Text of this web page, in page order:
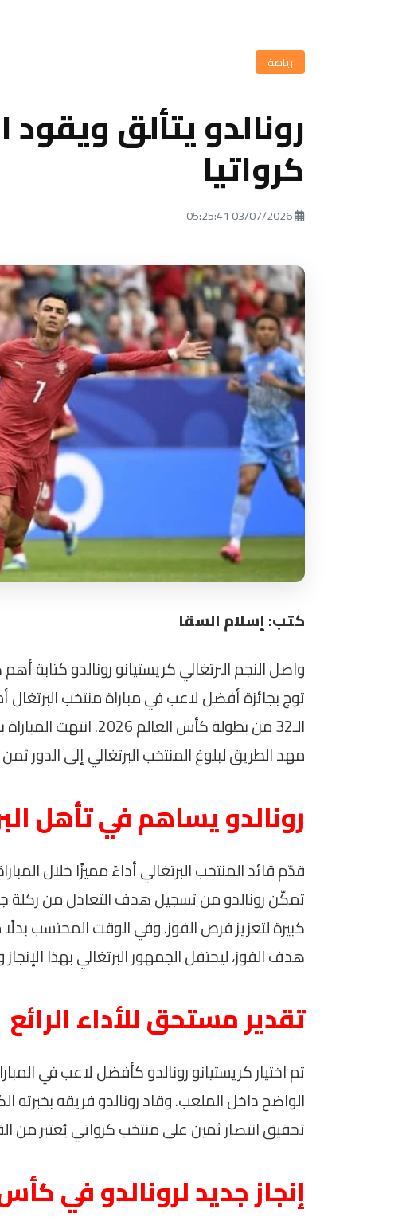
رياضة
رونالدو يتألق ويقود
كرواتيا
كتب: إسلام السقا
واصل النجم البرتغالي كريستيانو رونالدو كتابة
توج بجائزة أفضل لاعب في مباراة منتخب
الـ32 من بطولة كأس
مهد الطريق لبلوغ المنتخب البرتغالي إلى الدور
رونالدو يساهم في تأهل
قدّم قائد المنتخب البرتغالي أداءً مميزًا خلال
تمكّن رونالدو من تسجيل هدف التعادل من ركلة
كبيرة لتعزيز فرص الفوز. وفي الوقت المحتسب
هدف الفوز، ليحتفل الجمهور البرتغالي بهذا
تقدير مستحق للأداء الرائع
تم اختيار كريستيانو رونالدو كأفضل لاعب في
الواضح داخل الملعب. وقاد رونالدو فريقه بخبرته
تحقيق انتصار ثمين على منتخب كرواتي يُعتبر من
إنجاز جديد لرونالدو في كأس